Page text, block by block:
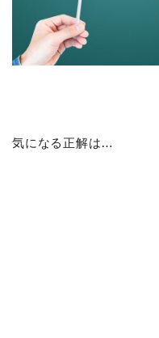
気になる正解は…